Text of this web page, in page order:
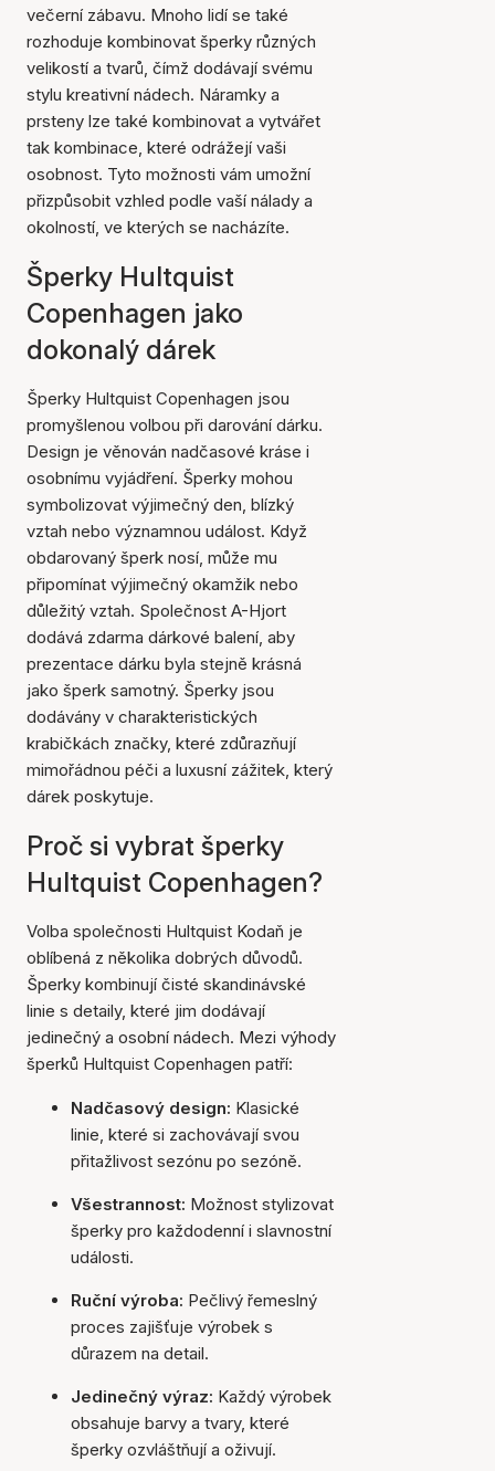
večerní zábavu. Mnoho lidí se také
rozhoduje kombinovat šperky různých
velikostí a tvarů, čímž dodávají svému
stylu kreativní nádech. Náramky a
prsteny lze také kombinovat a vytvářet
tak kombinace, které odrážejí vaši
osobnost. Tyto možnosti vám umožní
přizpůsobit vzhled podle vaší nálady a
okolností, ve kterých se nacházíte.
Šperky Hultquist
Copenhagen jako
dokonalý dárek
Šperky Hultquist Copenhagen jsou
promyšlenou volbou při darování dárku.
Design je věnován nadčasové kráse i
osobnímu vyjádření. Šperky mohou
symbolizovat výjimečný den, blízký
vztah nebo významnou událost. Když
obdarovaný šperk nosí, může mu
připomínat výjimečný okamžik nebo
důležitý vztah. Společnost A-Hjort
dodává zdarma dárkové balení, aby
prezentace dárku byla stejně krásná
jako šperk samotný. Šperky jsou
dodávány v charakteristických
krabičkách značky, které zdůrazňují
mimořádnou péči a luxusní zážitek, který
dárek poskytuje.
Proč si vybrat šperky
Hultquist Copenhagen?
Volba společnosti Hultquist Kodaň je
oblíbená z několika dobrých důvodů.
Šperky kombinují čisté skandinávské
linie s detaily, které jim dodávají
jedinečný a osobní nádech. Mezi výhody
šperků Hultquist Copenhagen patří:
Nadčasový design: Klasické
linie, které si zachovávají svou
přitažlivost sezónu po sezóně.
Všestrannost: Možnost stylizovat
šperky pro každodenní i slavnostní
události.
Ruční výroba: Pečlivý řemeslný
proces zajišťuje výrobek s
důrazem na detail.
Jedinečný výraz: Každý výrobek
obsahuje barvy a tvary, které
šperky ozvláštňují a oživují.